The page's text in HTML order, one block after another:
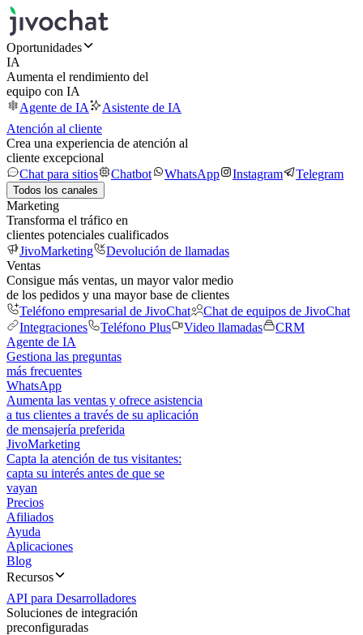
Oportunidades
IA
Aumenta el rendimiento del
equipo con IA
Agente de IA
Asistente de IA
Atención al cliente
Crea una experiencia de atención al
cliente excepcional
Chat para sitios
Chatbot WhatsApp Instagram Telegram
Todos los canales
Marketing
Transforma el tráfico en
clientes potenciales cualificados
JivoMarketing
Devolución de llamadas
Ventas
Consigue más ventas, un mayor valor medio
de los pedidos y una mayor base de clientes
Teléfono empresarial de JivoChat
Chat de equipos de JivoChat
Integraciones
Teléfono Plus Video llamadas
CRM
Agente de IA
Gestiona las preguntas
más frecuentes
WhatsApp
Aumenta las ventas y ofrece asistencia
a tus clientes a través de su aplicación
de mensajería preferida
JivoMarketing
Capta la atención de tus visitantes:
capta su interés antes de que se
vayan
Precios
Afiliados
Ayuda
Aplicaciones
Blog
Recursos
API para Desarrolladores
Soluciones de integración
preconfiguradas